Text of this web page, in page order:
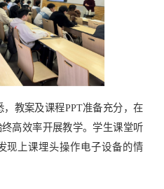
教案及课程PPT准备充分，在
高效率开展教学。学生课堂听
现上课埋头操作电子设备的情